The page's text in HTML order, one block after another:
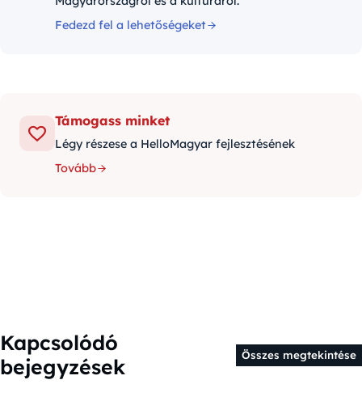
Fedezd fel a lehetőségeket
Támogass minket
Légy részese a HelloMagyar fejlesztésének
Tovább
Kapcsolódó
bejegyzések
Összes megtekintése